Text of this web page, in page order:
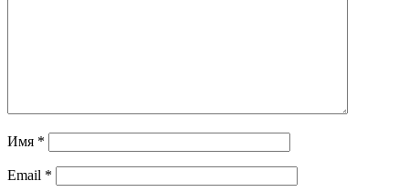
Имя *
Email *